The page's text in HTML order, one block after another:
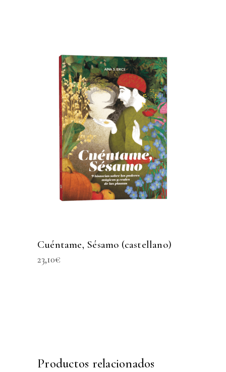
Cuéntame, Sésamo (castellano)
23,10€
Productos relacionados